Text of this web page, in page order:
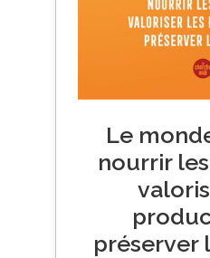
Le
nourrir
préserver